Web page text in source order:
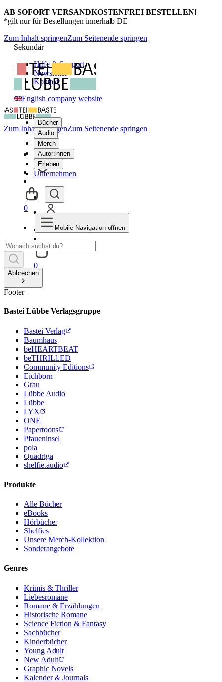
AB SOFORT VERSANDKOSTENFREI BESTELLEN!
*gilt nur für Bestellungen innerhalb DE
Zum Inhalt springenZum Seitenende springen
Sekundär
Hilfe & Support
Newsletter
Kontakt
English company website
Bücher
Audio
Merch
Autor:innen
Erleben
Unternehmen
0
Zum Inhalt springenZum Seitenende springen
0
Mobile Navigation öffnen
Abbrechen
Footer
Bastei Lübbe Verlagsgruppe
Bastei Verlag
Baumhaus
beHEARTBEAT
beTHRILLED
Community Editions
Eichborn
Grau
Lübbe Audio
Lübbe
LYX
ONE
Papertoons
Pfaueninsel
pola
Quadriga
shelfie.audio
Produkte
Alle Bücher
eBooks
Hörbücher
Shelfies
Unsere Merch-Kollektion
Sonderangebote
Genres
Krimis & Thriller
Liebesromane
Romane & Erzählungen
Historische Romane
Science Fiction & Fantasy
Sachbücher
Kinderbücher
Young Adult
New Adult
Graphic Novels
Kalender & Journals